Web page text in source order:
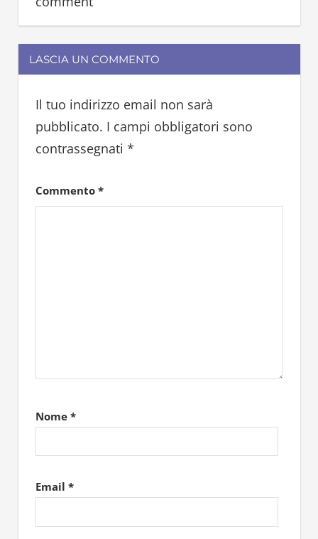
LASCIA UN COMMENTO
Il tuo indirizzo email non sarà
pubblicato. I campi obbligatori sono
contrassegnati *
Commento *
Nome *
Email *